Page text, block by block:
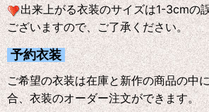
出来上がる衣装のサイズは1-3cmの
ございますので、ご了承ください。
予約衣装
ご希望の衣装は在庫と新作の商品の中
合、衣装のオーダー注文ができます。